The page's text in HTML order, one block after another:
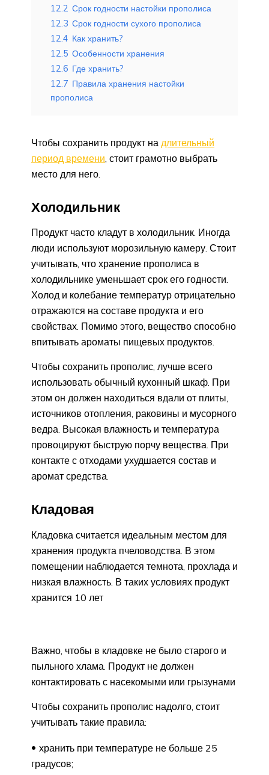
12.2 Срок годности настойки прополиса
12.3 Срок годности сухого прополиса
12.4 Как хранить?
12.5 Особенности хранения
12.6 Где хранить?
12.7 Правила хранения настойки
прополиса
Чтобы сохранить продукт на длительный
период времени , стоит грамотно выбрать
место для него.
Холодильник
Продукт часто кладут в холодильник. Иногда
люди используют морозильную камеру. Стоит
учитывать, что хранение прополиса в
холодильнике уменьшает срок его годности.
Холод и колебание температур отрицательно
отражаются на составе продукта и его
свойствах. Помимо этого, вещество способно
впитывать ароматы пищевых продуктов.
Чтобы сохранить прополис, лучше всего
использовать обычный кухонный шкаф. При
этом он должен находиться вдали от плиты,
источников отопления, раковины и мусорного
ведра. Высокая влажность и температура
провоцируют быструю порчу вещества. При
контакте с отходами ухудшается состав и
аромат средства.
Кладовая
Кладовка считается идеальным местом для
хранения продукта пчеловодства. В этом
помещении наблюдается темнота, прохлада и
низкая влажность. В таких условиях продукт
хранится 10 лет
Важно, чтобы в кладовке не было старого и
пыльного хлама. Продукт не должен
контактировать с насекомыми или грызунами
Чтобы сохранить прополис надолго, стоит
учитывать такие правила:
хранить при температуре не больше 25
градусов;